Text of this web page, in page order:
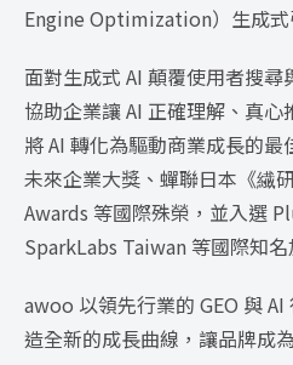
Engine Optimization）生成式
面對生成式 AI 顛覆使用者搜
協助企業讓 AI 正確理解、真心
將 AI 轉化為驅動商業成長的
未來企業大獎、蟬聯日本《繊
Awards 等國際殊榮，並入選
SparkLabs Taiwan 等國際知名
awoo 以領先行業的 GEO 與
造全新的成長曲線，讓品牌成